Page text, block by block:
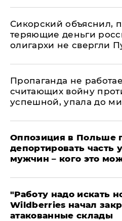
Сикорский объяснил,
теряющие деньги
олигархи не свергли
​Пропаганда не
считающих войну
успешной, упала до
Оппозиция в Польше
депортировать часть
мужчин – кого это
"Работу надо искать
Wildberries начал
атакованные склады